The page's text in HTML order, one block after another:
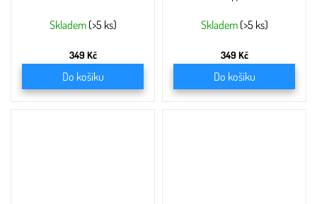
Skladem (>5 ks)
349 Kč
Do košíku
Skladem (>5 ks)
349 Kč
Do košíku